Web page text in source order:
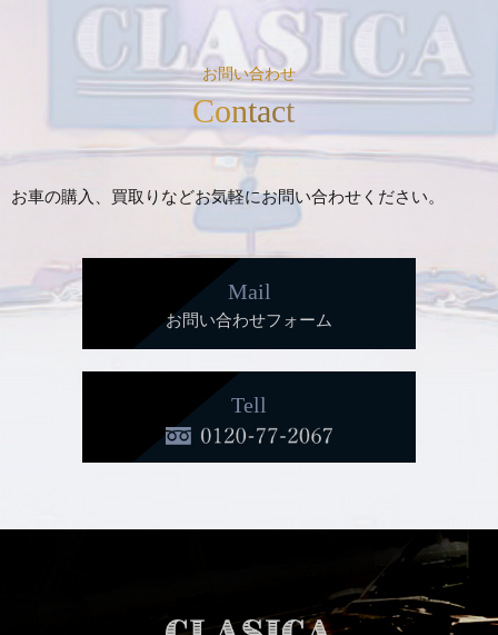
お問い合わせ
Contact
お車の購入、買取りなどお気軽にお問い合わせください。
Mail
お問い合わせフォーム
Tell